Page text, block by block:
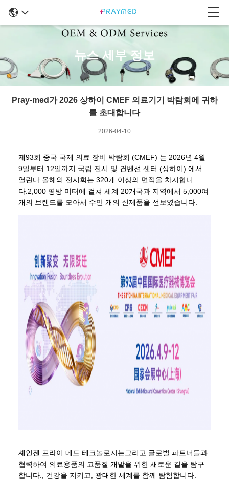
뉴스 세부 정보
Pray-med가 2026 상하이 CMEF 의료기기 박람회에 귀하
를 초대합니다
2026-04-10
제93회 중국 국제 의료 장비 박람회 (CMEF) 는 2026년 4월
9일부터 12일까지 국립 전시 및 컨벤션 센터 (상하이) 에서
열린다.올해의 전시회는 320개 이상의 면적을 차지합니
다.2,000 평방 미터에 걸쳐 세계 20개국과 지역에서 5,000여
개의 브랜드를 모아서 수만 개의 신제품을 선보였습니다.
셰인젠 프라이 메드 테크놀로지는그리고 글로벌 파트너들과
협력하여 의료용품의 고품질 개발을 위한 새로운 길을 탐구
합니다., 건강을 지키고, 광대한 세계를 함께 탐험합니다.